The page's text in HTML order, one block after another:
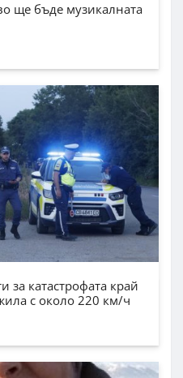
ще бъде музикалната
за катастрофата край
с около 220 км/ч